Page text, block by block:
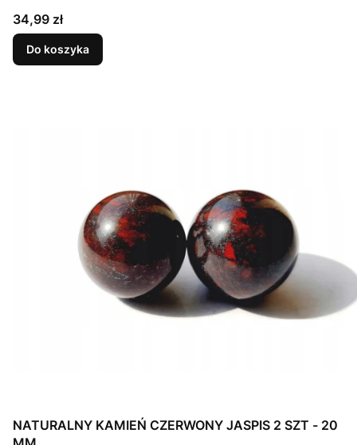
Cena
34,99 zł
Do koszyka
NATURALNY KAMIEŃ CZERWONY JASPIS 2 SZT - 20